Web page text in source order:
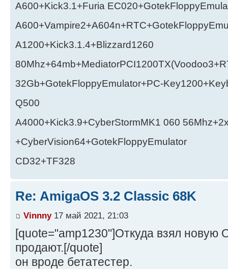
A600+Kick3.1+Furia
A1200+Kick3.1.4+Blizzard1260
32Gb+GotekFloppyEmulator+PC-
Q500
A4000+Kick3.9+CyberStormMK1 060
+CyberVision64+GotekFloppyEmulator
CD32+TF328
Re: AmigaOS 3.2 Classic 68K
Vinnny17 май 2021, 21:03
[quote="amp1230"]Откуда взял
продают.[/quote]
он вроде бетатестер.